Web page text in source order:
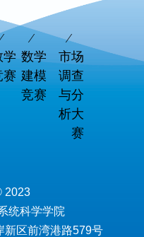
学
赛
数学
建模
竞赛
市场
调查
与分
析大
赛
2023
统科学学院
新区前湾港路579号